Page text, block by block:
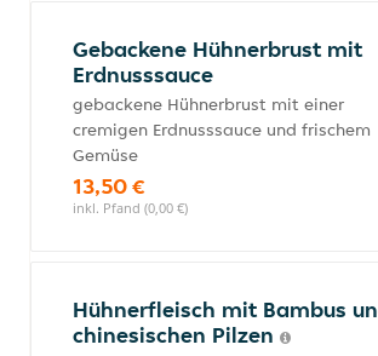
Gebackene Hühnerbrust mit
Erdnusssauce
gebackene Hühnerbrust mit einer
cremigen Erdnusssauce und frischem
Gemüse
13,50 €
inkl. Pfand (0,00 €)
Hühnerfleisch mit Bambus
chinesischen Pilzen